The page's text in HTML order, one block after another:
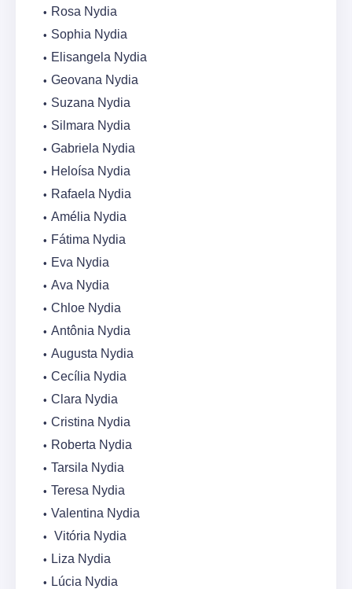
Rosa Nydia
Sophia Nydia
Elisangela Nydia
Geovana Nydia
Suzana Nydia
Silmara Nydia
Gabriela Nydia
Heloísa Nydia
Rafaela Nydia
Amélia Nydia
Fátima Nydia
Eva Nydia
Ava Nydia
Chloe Nydia
Antônia Nydia
Augusta Nydia
Cecília Nydia
Clara Nydia
Cristina Nydia
Roberta Nydia
Tarsila Nydia
Teresa Nydia
Valentina Nydia
Vitória Nydia
Liza Nydia
Lúcia Nydia